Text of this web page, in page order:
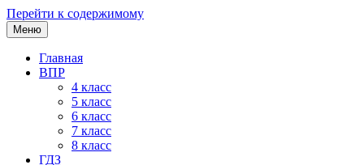
Перейти к содержимому
Меню
Главная
ВПР
4 класс
5 класс
6 класс
7 класс
8 класс
ГДЗ